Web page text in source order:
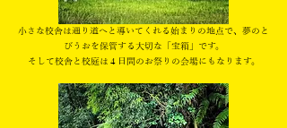
小さな校舎は通り道へと導いてくれる始まりの地点で、夢のと
びうおを保管する大切な「宝箱」です。
そして校舎と校庭は４日間のお祭りの会場にもなります。